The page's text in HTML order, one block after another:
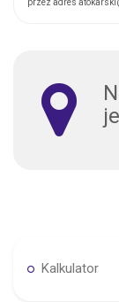
przez adres
Kalkulator